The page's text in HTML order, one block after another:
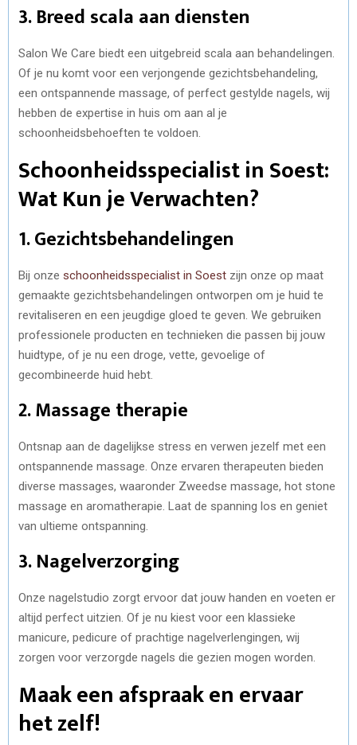
3. Breed scala aan diensten
Salon We Care biedt een uitgebreid scala aan behandelingen.
Of je nu komt voor een verjongende gezichtsbehandeling,
een ontspannende massage, of perfect gestylde nagels, wij
hebben de expertise in huis om aan al je
schoonheidsbehoeften te voldoen.
Schoonheidsspecialist in Soest:
Wat Kun je Verwachten?
1. Gezichtsbehandelingen
Bij onze schoonheidsspecialist in Soest zijn onze op maat
gemaakte gezichtsbehandelingen ontworpen om je huid te
revitaliseren en een jeugdige gloed te geven. We gebruiken
professionele producten en technieken die passen bij jouw
huidtype, of je nu een droge, vette, gevoelige of
gecombineerde huid hebt.
2. Massage therapie
Ontsnap aan de dagelijkse stress en verwen jezelf met een
ontspannende massage. Onze ervaren therapeuten bieden
diverse massages, waaronder Zweedse massage, hot stone
massage en aromatherapie. Laat de spanning los en geniet
van ultieme ontspanning.
3. Nagelverzorging
Onze nagelstudio zorgt ervoor dat jouw handen en voeten er
altijd perfect uitzien. Of je nu kiest voor een klassieke
manicure, pedicure of prachtige nagelverlengingen, wij
zorgen voor verzorgde nagels die gezien mogen worden.
Maak een afspraak en ervaar
het zelf!